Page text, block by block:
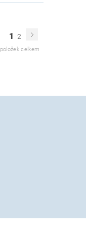
1 2
položek celkem